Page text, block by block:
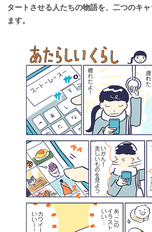
タートさせる人たちの物語を、二つのキ
ます。